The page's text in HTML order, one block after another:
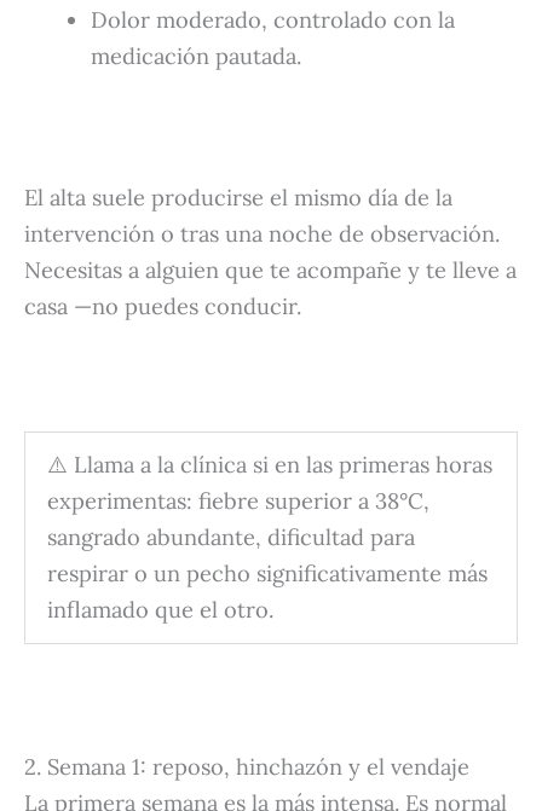
Dolor moderado, controlado con la
medicación pautada.
El alta suele producirse el mismo día de la
intervención o tras una noche de observación.
Necesitas a alguien que te acompañe y te lleve a
casa —no puedes conducir.
⚠️ Llama a la clínica si en las primeras horas
experimentas: fiebre superior a 38°C,
sangrado abundante, dificultad para
respirar o un pecho significativamente más
inflamado que el otro.
2. Semana 1: reposo, hinchazón y el vendaje
La primera semana es la más intensa. Es normal